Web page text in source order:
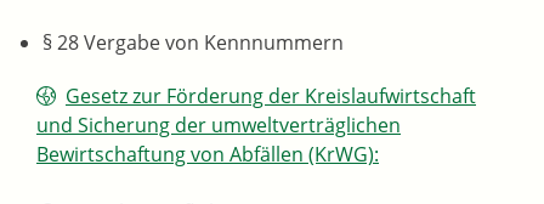
§ 28 Vergabe von Kennnummern
Gesetz zur Förderung der Kreislaufwirtschaft
und Sicherung der umweltverträglichen
Bewirtschaftung von Abfällen (KrWG):